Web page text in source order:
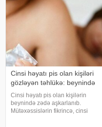
Cinsi həyatı pis olan kişiləri
gözləyən təhlükə: beynində
Cinsi həyatı pis olan kişilərin
beynində zədə aşkarlanıb.
Mütəxəssislərin fikrincə, cinsi